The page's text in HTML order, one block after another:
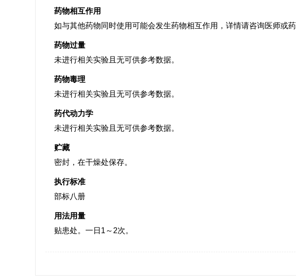
药物相互作用
如与其他药物同时使用可能会发生药物相互作用，详情请咨询医师或药
药物过量
未进行相关实验且无可供参考数据。
药物毒理
未进行相关实验且无可供参考数据。
药代动力学
未进行相关实验且无可供参考数据。
贮藏
密封，在干燥处保存。
执行标准
部标八册
用法用量
贴患处。一日1～2次。